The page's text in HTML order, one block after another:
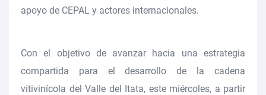
apoyo de CEPAL y actores internacionales.
Con el objetivo de avanzar hacia una estrategia
compartida para el desarrollo de la cadena
vitivinícola del Valle del Itata, este miércoles, a partir